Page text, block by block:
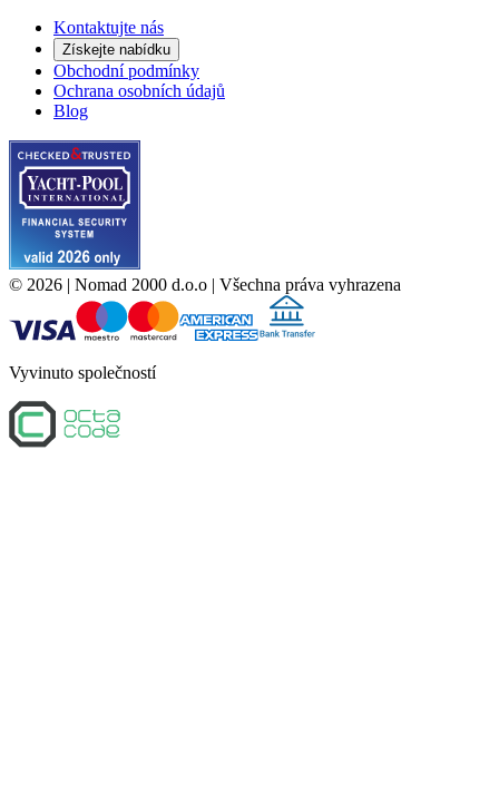
Kontaktujte nás
Získejte nabídku
Obchodní podmínky
Ochrana osobních údajů
Blog
© 2026 | Nomad 2000 d.o.o | Všechna práva vyhrazena
Vyvinuto společností